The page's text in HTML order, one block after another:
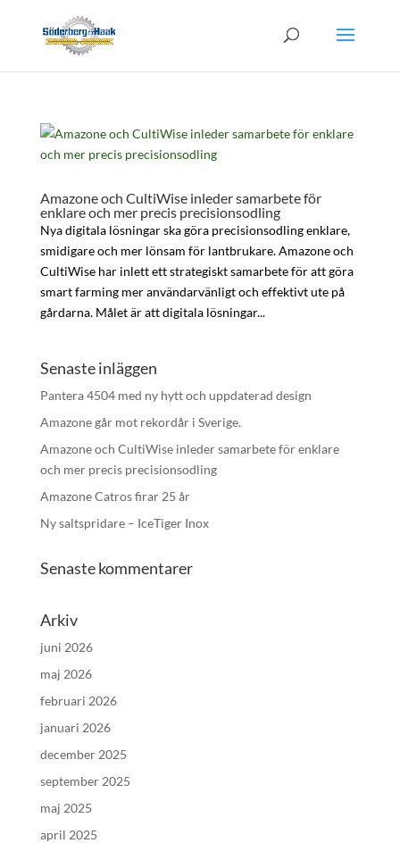
Amazone och CultiWise inleder samarbete för
enklare och mer precis precisionsodling
Nya digitala lösningar ska göra precisionsodling enklare,
smidigare och mer lönsam för lantbrukare. Amazone och
CultiWise har inlett ett strategiskt samarbete för att göra
smart farming mer användarvänligt och effektivt ute på
gårdarna. Målet är att digitala lösningar...
Senaste inläggen
Pantera 4504 med ny hytt och uppdaterad design
Amazone går mot rekordår i Sverige.
Amazone och CultiWise inleder samarbete för enklare
och mer precis precisionsodling
Amazone Catros firar 25 år
Ny saltspridare – IceTiger Inox
Senaste kommentarer
Arkiv
juni 2026
maj 2026
februari 2026
januari 2026
december 2025
september 2025
maj 2025
april 2025